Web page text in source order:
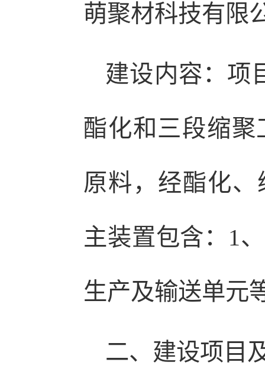
萌聚材科技有限
建设内容：项
酯化和三段缩聚
原料，经酯化、
主装置包含：1
生产及输送单元
二、建设项目